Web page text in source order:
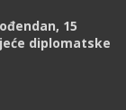
15
diplomatske